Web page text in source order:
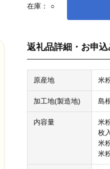
在庫： ○
返礼品詳細・お申
原産地 米
加工地(製造地) 島
内容量
米
枚
米
米